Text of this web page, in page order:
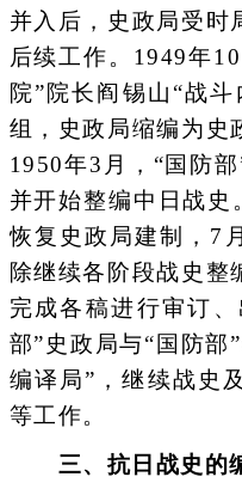
并入后，史政局受时
后续工作。1949年
院”院长阎锡山“战
组，史政局缩编为史
1950年3月，“国防
并开始整编中日战史
恢复史政局建制，7
除继续各阶段战史整
完成各稿进行审订
部”史政局与“国防部
编译局”，继续战史
等工作。
三、抗日战史的